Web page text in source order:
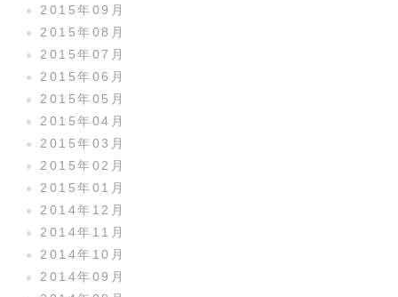
2015年09月
2015年08月
2015年07月
2015年06月
2015年05月
2015年04月
2015年03月
2015年02月
2015年01月
2014年12月
2014年11月
2014年10月
2014年09月